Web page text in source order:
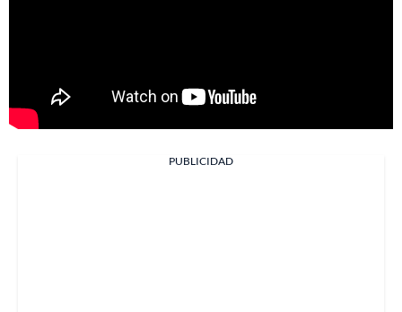
PUBLICIDAD